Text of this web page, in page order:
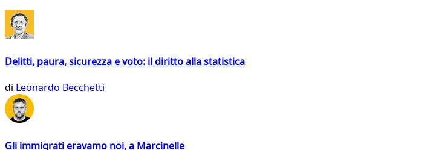
Delitti, paura, sicurezza e voto: il diritto alla statistica
di Leonardo Becchetti
Gli immigrati eravamo noi, a Marcinelle